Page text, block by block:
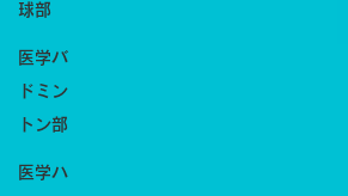
球部
医学バ
ドミン
トン部
医学ハ